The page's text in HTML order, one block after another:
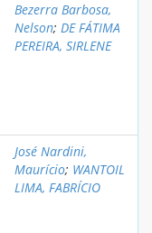
Bezerra Barbosa,
Nelson; DE FÁTIMA
PEREIRA, SIRLENE
José Nardini,
Maurício; WANTOIL
LIMA, FABRÍCIO